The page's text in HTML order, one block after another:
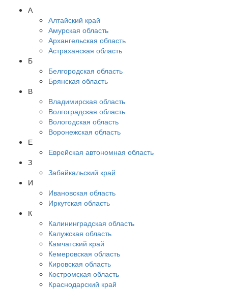
А
Алтайский край
Амурская область
Архангельская область
Астраханская область
Б
Белгородская область
Брянская область
В
Владимирская область
Волгоградская область
Вологодская область
Воронежская область
Е
Еврейская автономная область
З
Забайкальский край
И
Ивановская область
Иркутская область
К
Калининградская область
Калужская область
Камчатский край
Кемеровская область
Кировская область
Костромская область
Краснодарский край